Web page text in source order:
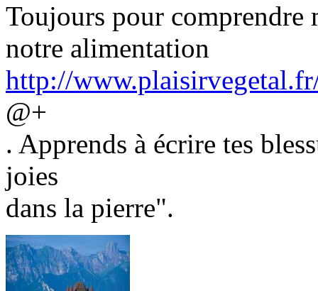
Toujours pour comprendre
notre alimentation
http://
@+
. Apprends à écrire tes
joies
dans la pierre".